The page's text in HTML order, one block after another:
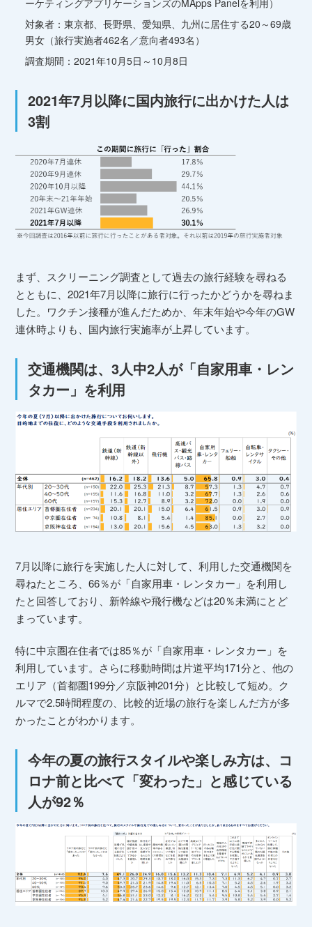
対象者：東京都、長野県、愛知県、九州に居住する20～69歳
男女（旅行実施者462名／意向者493名）
調査期間：2021年10月5日～10月8日
2021年7月以降に国内旅行に出かけた人は
3割
まず、スクリーニング調査として過去の旅行経験を尋ねる
とともに、2021年7月以降に旅行に行ったかどうかを尋ねま
した。ワクチン接種が進んだためか、年末年始や今年のGW
連休時よりも、国内旅行実施率が上昇しています。
交通機関は、3人中2人が「自家用車・レン
タカー」を利用
7月以降に旅行を実施した人に対して、利用した交通機関を
尋ねたところ、66％が「自家用車・レンタカー」を利用し
たと回答しており、新幹線や飛行機などは20％未満にとど
まっています。
特に中京圏在住者では85％が「自家用車・レンタカー」を
利用しています。さらに移動時間は片道平均171分と、他の
エリア（首都圏199分／京阪神201分）と比較して短め。ク
ルマで2.5時間程度の、比較的近場の旅行を楽しんだ方が多
かったことがわかります。
今年の夏の旅行スタイルや楽しみ方は、コ
ロナ前と比べて「変わった」と感じている
人が92％